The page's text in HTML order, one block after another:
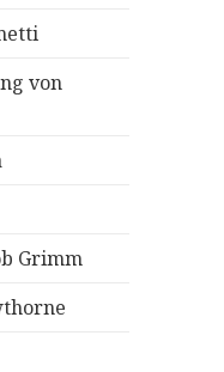
von
Grimm